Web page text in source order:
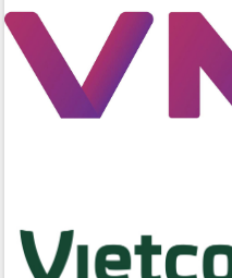
Đắk Lắk ký kết thỏa thuận hợp tác về
chuyển đổi số giai đoạn 2026 – 2030
với Tập đoàn Bưu chính Viễn thông
Việt Nam
Thứ trưởng Bộ Y tế làm việc với tỉnh
Đắk Lắk về phát triển nhân lực y tế
Tập huấn ứng dụng trí tuệ nhân tạo (AI)
trong thương mại điện tử năm 2026